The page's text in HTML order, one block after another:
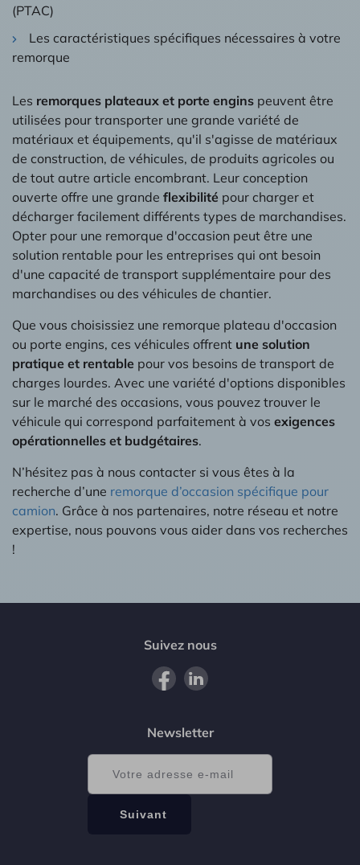
(PTAC)
Les caractéristiques spécifiques nécessaires à votre
remorque
Les remorques plateaux et porte engins peuvent être
utilisées pour transporter une grande variété de
matériaux et équipements, qu'il s'agisse de matériaux
de construction, de véhicules, de produits agricoles ou
de tout autre article encombrant. Leur conception
ouverte offre une grande flexibilité pour charger et
décharger facilement différents types de marchandises.
Opter pour une remorque d'occasion peut être une
solution rentable pour les entreprises qui ont besoin
d'une capacité de transport supplémentaire pour des
marchandises ou des véhicules de chantier.
Que vous choisissiez une remorque plateau d'occasion
ou porte engins, ces véhicules offrent une solution
pratique et rentable pour vos besoins de transport de
charges lourdes. Avec une variété d'options disponibles
sur le marché des occasions, vous pouvez trouver le
véhicule qui correspond parfaitement à vos exigences
opérationnelles et budgétaires.
N’hésitez pas à nous contacter si vous êtes à la
recherche d’une remorque d’occasion spécifique pour
camion. Grâce à nos partenaires, notre réseau et notre
expertise, nous pouvons vous aider dans vos recherches
!
Suivez nous
Newsletter